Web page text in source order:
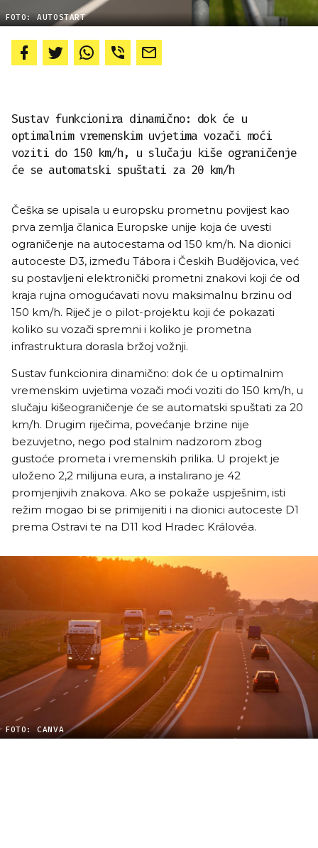
FOTO: AUTOSTART
Sustav funkcionira dinamično: dok će u
optimalnim vremenskim uvjetima vozači moći
voziti do 150 km/h, u slučaju kiše ograničenje
će se automatski spuštati za 20 km/h
Češka se upisala u europsku prometnu povijest kao
prva zemlja članica Europske unije koja će uvesti
ograničenje na autocestama od 150 km/h. Na dionici
autoceste D3, između Tábora i Českih Budějovica, već
su postavljeni elektronički prometni znakovi koji će od
kraja rujna omogućavati novu maksimalnu brzinu od
150 km/h. Riječ je o pilot-projektu koji će pokazati
koliko su vozači spremni i koliko je prometna
infrastruktura dorasla bržoj vožnji.
Sustav funkcionira dinamično: dok će u optimalnim
vremenskim uvjetima vozači moći voziti do 150 km/h, u
slučaju kišeograničenje će se automatski spuštati za 20
km/h. Drugim riječima, povećanje brzine nije
bezuvjetno, nego pod stalnim nadzorom zbog
gustoće prometa i vremenskih prilika. U projekt je
uloženo 2,2 milijuna eura, a instalirano je 42
promjenjivih znakova. Ako se pokaže uspješnim, isti
režim mogao bi se primijeniti i na dionici autoceste D1
prema Ostravi te na D11 kod Hradec Královéa.
FOTO: CANVA